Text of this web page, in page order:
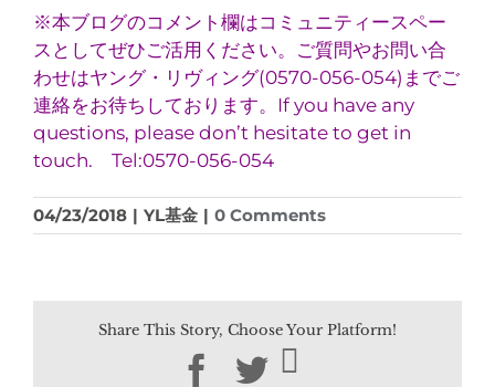
※本ブログのコメント欄はコミュニティースペー
スとしてぜひご活用ください。ご質問やお問い合
わせはヤング・リヴィング(0570-056-054)までご
連絡をお待ちしております。If you have any
questions, please don’t hesitate to get in
touch. Tel:0570-056-054
04/23/2018 | YL基金 | 0 Comments
Share This Story, Choose Your Platform!
Facebook
Twitter